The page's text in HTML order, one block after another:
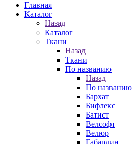
Главная
Каталог
Назад
Каталог
Ткани
Назад
Ткани
По названию
Назад
По названию
Бархат
Бифлекс
Батист
Велсофт
Велюр
Габардин